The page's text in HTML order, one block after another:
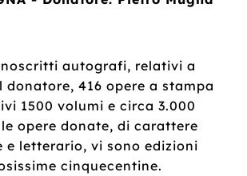
autografi, relativi a
416 opere a stampa
1500 volumi e circa 3.000
opere donate, di carattere
e letterario, vi sono edizioni
cinquecentine.